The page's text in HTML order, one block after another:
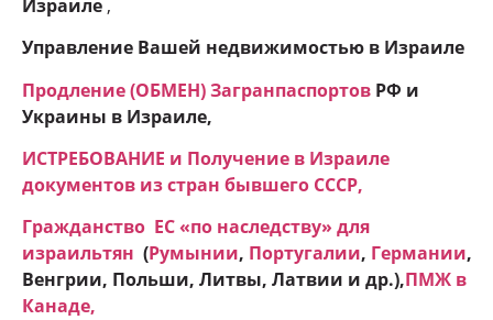
Израиле ,
Управление Вашей недвижимостью в Израиле
Продление (ОБМЕН) Загранпаспортов РФ и
Украины в Израиле,
ИСТРЕБОВАНИЕ и Получение в Израиле
документов из стран бывшего СССР,
Гражданство ЕC «по наследству» для
израильтян (Румынии, Португалии, Германии,
Венгрии, Польши, Литвы, Латвии и др.),ПМЖ в
Канаде,